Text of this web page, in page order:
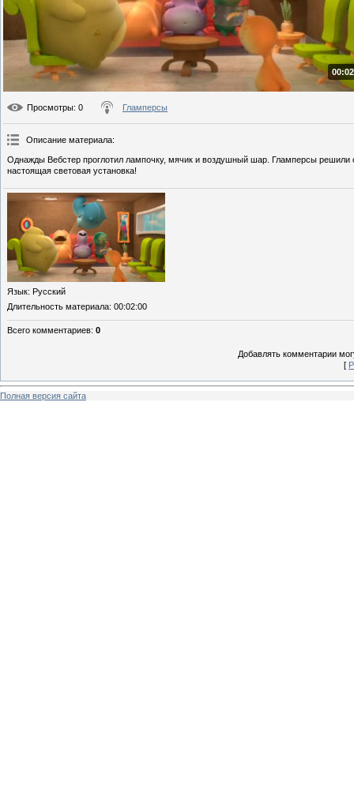
Просмотры: 0 Гламперсы
Описание материала:
Однажды Вебстер проглотил лампочку, мячик и воздушный шар. Гламперсы решили
настоящая световая установка!
Язык: Русский
Длительность материала: 00:02:00
Всего комментариев: 0
Добавлять комментарии
[
Полная версия сайта